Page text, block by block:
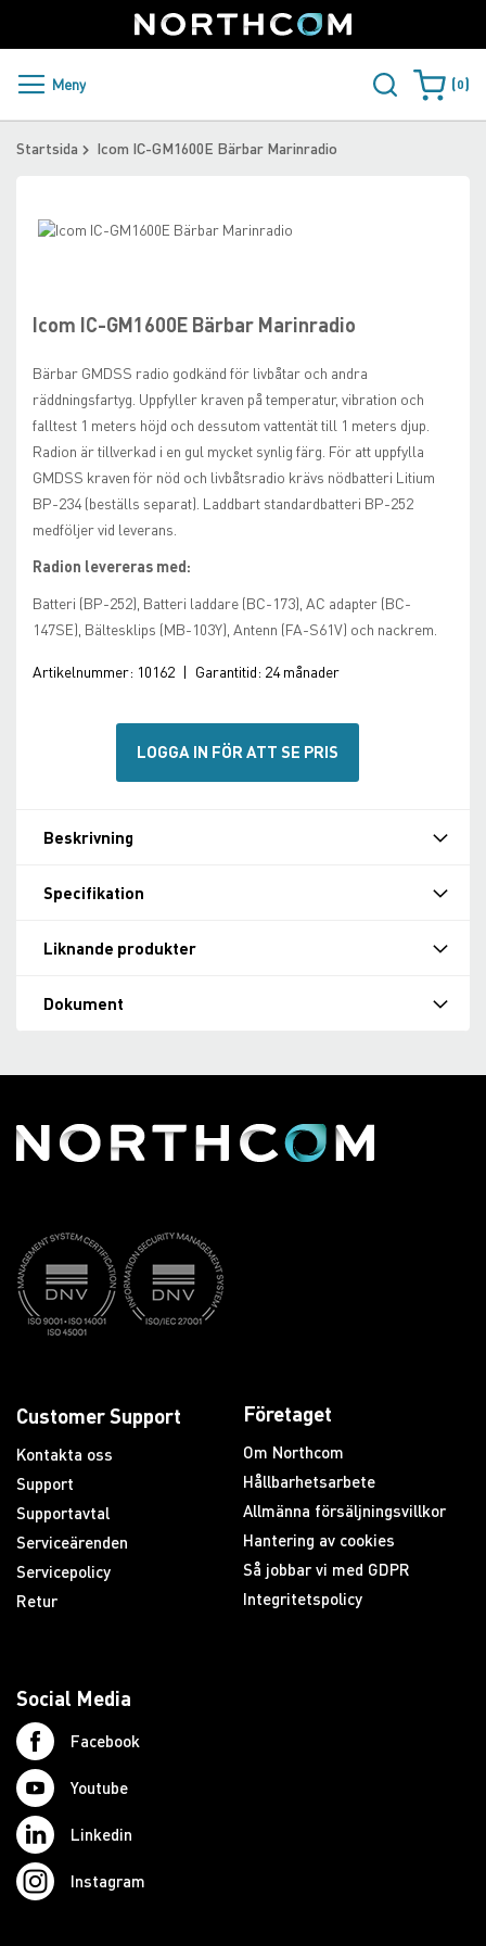
to
Content
Sweden
PRODUKTER OCH LÖSNINGAR
ÅTERFÖRSÄLJARE
Meny Varukorgen
0
Startsida Icom IC-GM1600E Bärbar Marinradio
Icom IC-GM1600E Bärbar Marinradio
Bärbar GMDSS radio godkänd för livbåtar och andra
räddningsfartyg. Uppfyller kraven på temperatur, vibration och
falltest 1 meters höjd och dessutom vattentät till 1 meters djup.
Radion är tillverkad i en gul mycket synlig färg. För att uppfylla
GMDSS kraven för nöd och livbåtsradio krävs nödbatteri Litium
BP-234 (beställs separat). Laddbart standardbatteri BP-252
medföljer vid leverans.
Radion levereras med:
Batteri (BP-252), Batteri laddare (BC-173), AC adapter (BC-
147SE), Bältesklips (MB-103Y), Antenn (FA-S61V) och nackrem.
Artikelnummer: 10162 | Garantitid: 24 månader
LOGGA IN FÖR ATT SE PRIS
Skip
the
gallery
beginning
of
images
gallery
Beskrivning
Specifikation
Liknande produkter
Dokument
Customer Support
Kontakta oss
Support
Supportavtal
Serviceärenden
Servicepolicy
Retur
Företaget
Om Northcom
Hållbarhetsarbete
Allmänna försäljningsvillkor
Hantering av cookies
Så jobbar vi med GDPR
Integritetspolicy
Social Media
Facebook
Youtube
Linkedin
Instagram